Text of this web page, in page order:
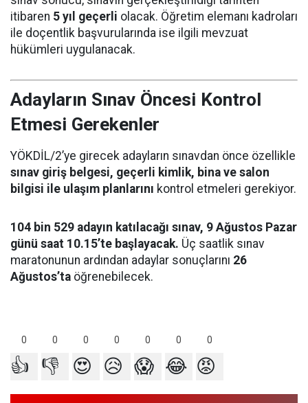
itibaren 5 yıl geçerli olacak. Öğretim elemanı kadroları
ile doçentlik başvurularında ise ilgili mevzuat
hükümleri uygulanacak.
Adayların Sınav Öncesi Kontrol
Etmesi Gerekenler
YÖKDİL/2’ye girecek adayların sınavdan önce özellikle
sınav giriş belgesi, geçerli kimlik, bina ve salon
bilgisi ile ulaşım planlarını kontrol etmeleri gerekiyor.
104 bin 529 adayın katılacağı sınav, 9 Ağustos Pazar
günü saat 10.15’te başlayacak. Üç saatlik sınav
maratonunun ardından adaylar sonuçlarını 26
Ağustos’ta öğrenebilecek.
0 0 0 0 0 0 0
👍 👎 😍 😥 😱 😂 😡